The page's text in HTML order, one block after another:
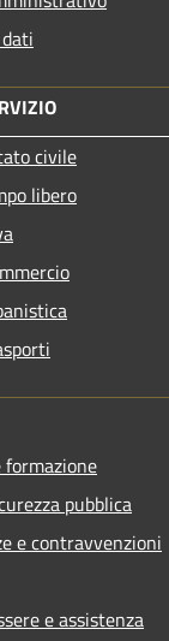
civile
libero
formazione
pubblica
e contravvenzioni
e assistenza